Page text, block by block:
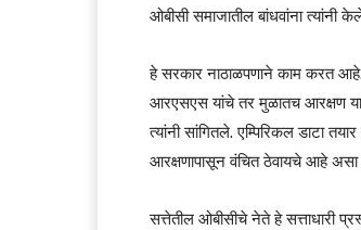
ओबीसी समाजातील बांधवांना त्यांनी
हे सरकार नाठाळपणाने काम करत आहे.
आरएसएस यांचे तर मुळातच आरक्षण या
त्यांनी सांगितले. एम्पिरिकल डाटा
आरक्षणापासून वंचित ठेवायचे आहे असा
सत्तेतील ओबीसीचे नेते हे सत्ताधारी